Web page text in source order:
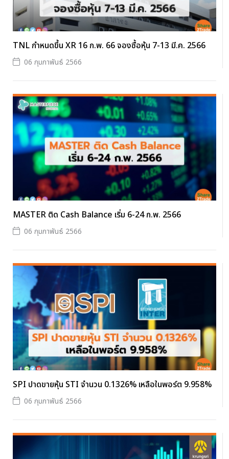
TNL กำหนดขึ้น XR 16 ก.พ. 66 จองซื้อหุ้น 7-13 มี.ค. 2566
06 กุมภาพันธ์ 2566
MASTER ติด Cash Balance เริ่ม 6-24 ก.พ. 2566
06 กุมภาพันธ์ 2566
SPI ปาดขายหุ้น STI จำนวน 0.1326% เหลือในพอร์ต 9.958%
06 กุมภาพันธ์ 2566